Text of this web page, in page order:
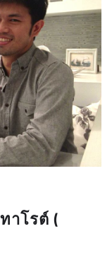
าโรต์ (